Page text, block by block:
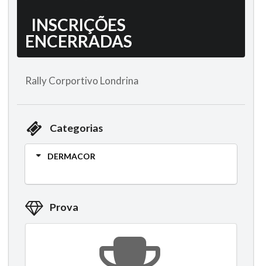
INSCRIÇÕES
ENCERRADAS
Rally Corportivo Londrina
Categorias
DERMACOR
Prova